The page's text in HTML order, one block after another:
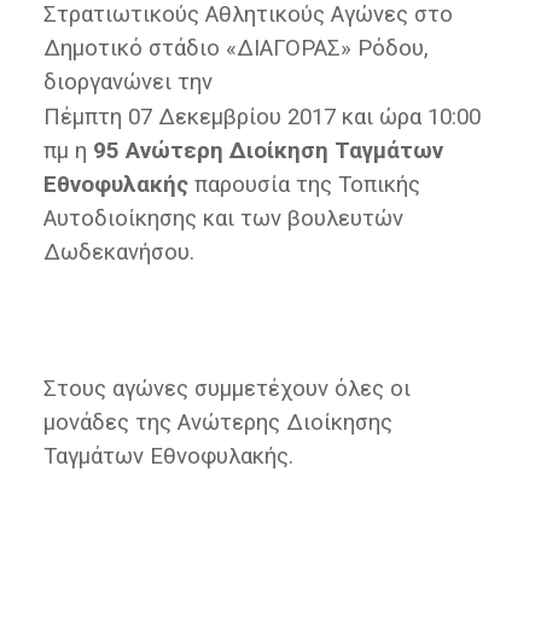
Στρατιωτικούς Αθλητικούς Αγώνες στο
∆ηµοτικό στάδιο «∆ΙΑΓΟΡΑΣ» Ρόδου,
διοργανώνει την
Πέµπτη 07 ∆εκεµβρίου 2017 και ώρα 10:00
πμ η 95 Ανώτερη ∆ιοίκηση Ταγµάτων
Εθνοφυλακήςπαρουσία της Τοπικής
Αυτοδιοίκησης και των βουλευτών
Δωδεκανήσου.
Στους αγώνες συμμετέχουν όλες οι
μονάδες της Ανώτερης Διοίκησης
Ταγμάτων Εθνοφυλακής.